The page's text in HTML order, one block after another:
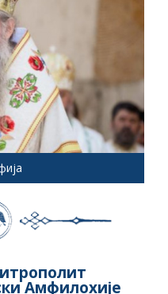
Амфилохије